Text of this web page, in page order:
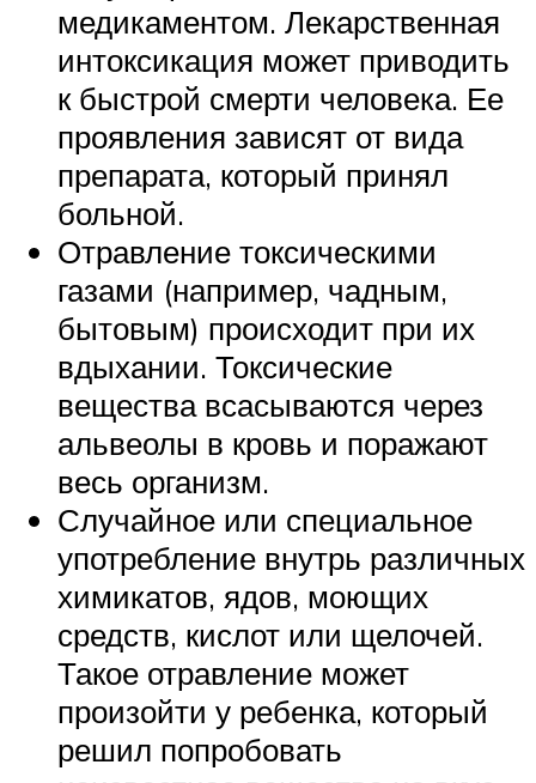
медикаментом. Лекарственная
интоксикация может приводить
к быстрой смерти человека. Ее
проявления зависят от вида
препарата, который принял
больной.
Отравление токсическими
газами (например, чадным,
бытовым) происходит при их
вдыхании. Токсические
вещества всасываются через
альвеолы в кровь и поражают
весь организм.
Случайное или специальное
употребление внутрь различных
химикатов, ядов, моющих
средств, кислот или щелочей.
Такое отравление может
произойти у ребенка, который
решил попробовать